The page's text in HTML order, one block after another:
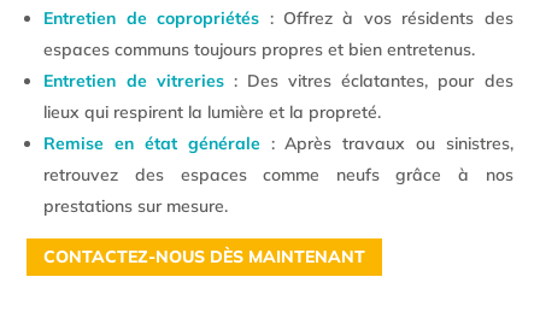
Entretien de copropriétés : Offrez à vos résidents des
espaces communs toujours propres et bien entretenus.
Entretien de vitreries: Des vitres éclatantes, pour des
lieux qui respirent la lumière et la propreté.
Remise en état générale: Après travaux ou sinistres,
retrouvez des espaces comme neufs grâce à nos
prestations sur mesure.
CONTACTEZ-NOUS DÈS MAINTENANT